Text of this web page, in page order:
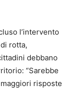
l’intervento
rotta,
debbano
“Sarebbe
risposte